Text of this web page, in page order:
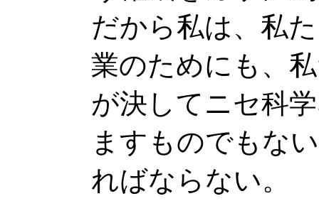
だから私は、私
業のためにも、
が決してニセ科
ますものでもな
ればならない。